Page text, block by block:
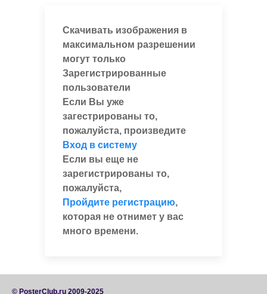
Скачивать изображения в
максимальном разрешении
могут только
Зарегистрированные
пользователи
Если Вы уже
загестрированы то,
пожалуйста, произведите
Вход в систему
Если вы еще не
зарегистрированы то,
пожалуйста,
Пройдите регистрацию,
которая не отнимет у вас
много времени.
© PosterClub.ru 2009-2025